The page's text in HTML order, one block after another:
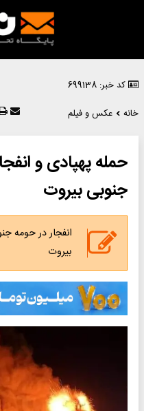
کد خبر: 699138
خانه
عکس و فیلم
حمله پهپادی و
جنوبی بیروت
انفجار در حومه
بیروت